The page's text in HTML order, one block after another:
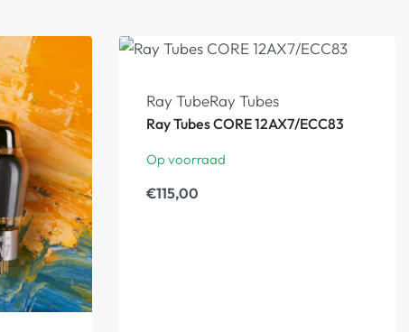
Ray TubeRay Tubes
Ray Tubes CORE 12AX7/ECC83
Op voorraad
€115,00